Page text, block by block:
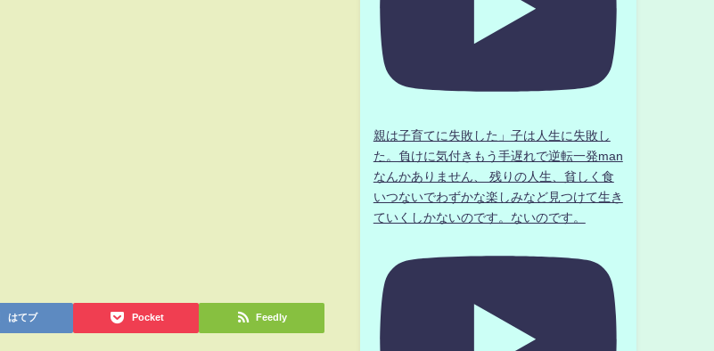
はてブ Pocket Feedly
親は子育てに失敗した」子は人生に失敗し
た。負けに気付きもう手遅れで逆転一発man
なんかありません、 残りの人生、貧しく食
いつないでわずかな楽しみなど見つけて生き
ていくしかないのです。ないのです。